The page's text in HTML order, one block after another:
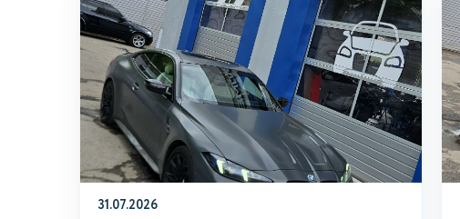
31.07.2026